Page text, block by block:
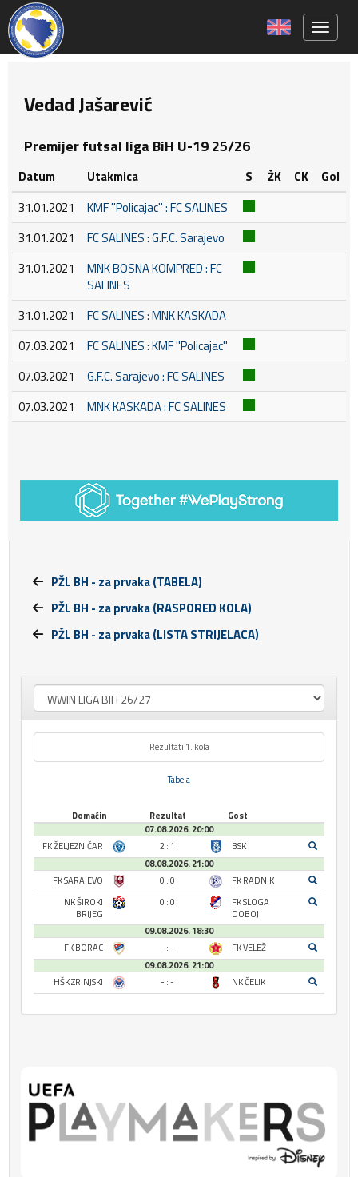
Vedad Jašarević
Premijer futsal liga BiH U-19 25/26
Datum Utakmica S ŽK CK
Gol
31.01.2021
KMF ''Policajac'' : FC SALINES
31.01.2021
FC SALINES : G.F.C. Sarajevo
31.01.2021
MNK BOSNA KOMPRED : FC
SALINES
31.01.2021
FC SALINES : MNK KASKADA
07.03.2021
FC SALINES : KMF ''Policajac''
07.03.2021
G.F.C. Sarajevo : FC SALINES
07.03.2021
MNK KASKADA : FC SALINES
PŽL BH - za prvaka (TABELA)
PŽL BH - za prvaka (RASPORED KOLA)
PŽL BH - za prvaka (LISTA STRIJELACA)
Rezultati 1. kola
Tabela
Domaćin Rezultat
Gost
07.08.2026. 20:00
FK ŽELJEZNIČAR
2 : 1
BSK
08.08.2026. 21:00
FK SARAJEVO
0 : 0
FK RADNIK
NK ŠIROKI
BRIJEG
0 : 0
FK SLOGA
DOBOJ
09.08.2026. 18:30
FK BORAC
- : -
FK VELEŽ
09.08.2026. 21:00
HŠK ZRINJSKI
- : - NK ČELIK